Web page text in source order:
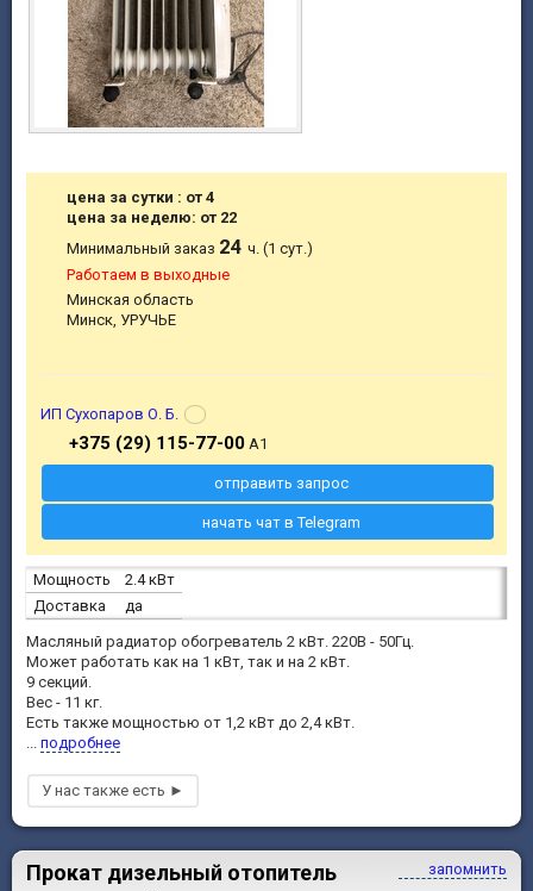
Мощность
2.4 кВт
Доставка
да
Масляный радиатор обогреватель 2 кВт. 220В - 50Гц.
Может работать как на 1 кВт, так и на 2 кВт.
9 секций.
Вес - 11 кг.
Есть также мощностью от 1,2 кВт до 2,4 кВт.
... подробнее
цена за сутки : от 4
цена за неделю: от 22
Минимальный заказ 24ч. (1 сут.)
Работаем в выходные
Минская область
Минск, УРУЧЬЕ
ИП Сухопаров О. Б.
+375 (29) 115-77-00A1
отправить запрос
начать чат в Telegram
запомнить
Прокат дизельный отопитель